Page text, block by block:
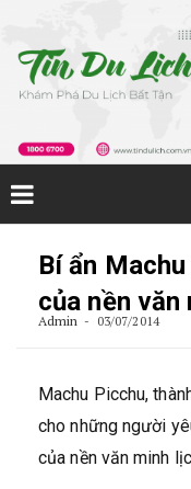
Bí ẩn
của nền
Admin 03/07/2014
Machu Picchu,
cho những người
của nền văn minh